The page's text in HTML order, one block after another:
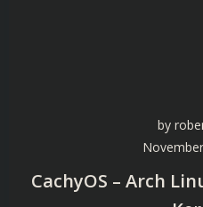
by
CachyOS – Arch